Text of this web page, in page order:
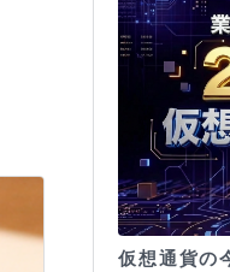
仮想通貨の